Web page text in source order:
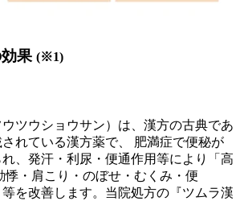
果 (※1)
ウツウショウサン） は、漢方の古典であ
れている漢方薬で、 肥満症で便秘が
、発汗・利尿・便通作用等により「高
悸・肩こり・のぼせ・むくみ・便
を改善します。 当院処方の『ツムラ漢